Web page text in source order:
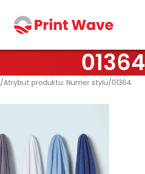
01364
Atrybut produktu: Numer stylu 01364